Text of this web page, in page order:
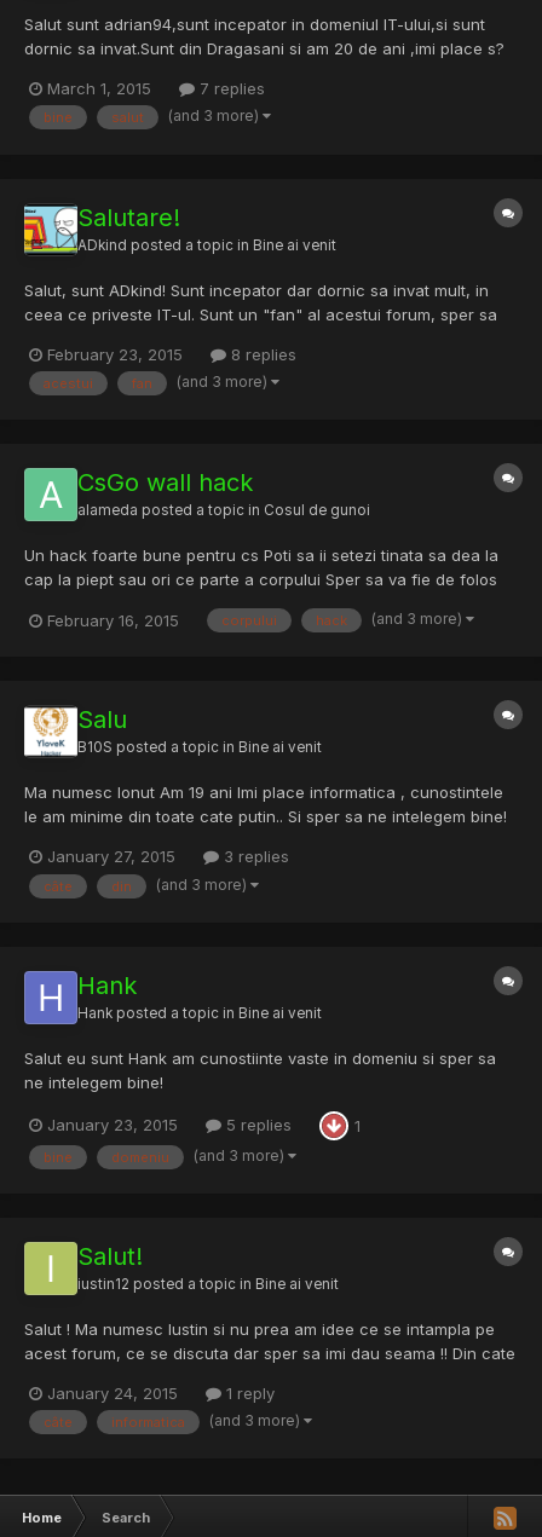
Salut sunt adrian94,sunt incepator in domeniul IT-ului,si sunt
dornic sa invat.Sunt din Dragasani si am 20 de ani ,imi place s?
...Sper sa fiu bine primit in aceasta comunitate.
March 1, 2015 7 replies
bine salut (and 3 more)
Salutare!
ADkind posted a topic in Bine ai venit
Salut, sunt ADkind! Sunt incepator dar dornic sa invat mult, in
ceea ce priveste IT-ul. Sunt un "fan" al acestui forum, sper sa
February 23, 2015
8 replies
acestui fan (and 3 more)
CsGo wall hack
alameda posted a topic in Cosul de gunoi
Un hack foarte bune pentru cs Poti sa ii setezi tinata sa dea la
cap la piept sau ori ce parte a corpului Sper sa va fie de folos
February 16, 2015
corpului hack (and 3 more)
Salu
B10S posted a topic in Bine ai venit
Ma numesc Ionut Am 19 ani Imi place informatica , cunostintele
le am minime din toate cate putin.. Si sper sa ne intelegem bine!
January 27, 2015
3 replies
câte din (and 3 more)
Hank
Hank posted a topic in Bine ai venit
Salut eu sunt Hank am cunostiinte vaste in domeniu si sper sa
ne intelegem bine!
January 23, 2015 5 replies 1
bine domeniu (and 3 more)
Salut!
iustin12 posted a topic in Bine ai venit
Salut ! Ma numesc Iustin si nu prea am idee ce se intampla pe
acest forum, ce se discuta dar sper sa imi dau seama !! Din cate
ma prin cat mai repede poate sa invat cate ceva ! Mult succes
tuturor!
January 24, 2015 1 reply
câte informatica (and 3 more)
Home Search